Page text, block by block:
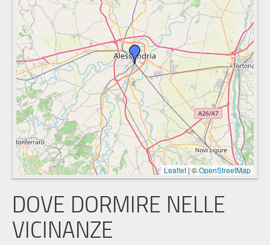
Leaflet | ©OpenStreetMap
DOVE DORMIRE NELLE
VICINANZE